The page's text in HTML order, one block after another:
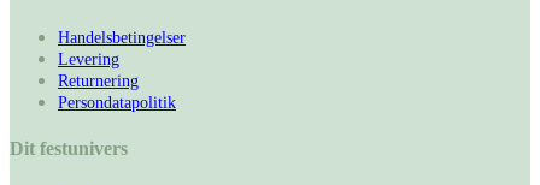
Handelsbetingelser
Levering
Returnering
Persondatapolitik
Dit festunivers